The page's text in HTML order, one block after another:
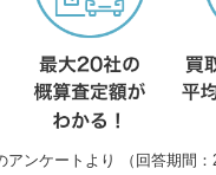
アンケートより （回答期間：